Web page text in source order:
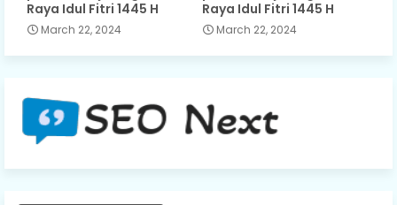
Raya Idul Fitri 1445 H
March 22, 2024
Raya Idul Fitri 1445 H
March 22, 2024